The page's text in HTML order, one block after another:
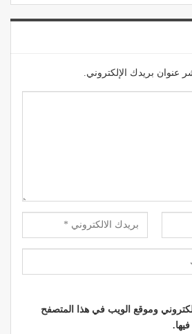
عنوان بريدك الإلكتروني.
وموقع الويب في هذا المتصفح